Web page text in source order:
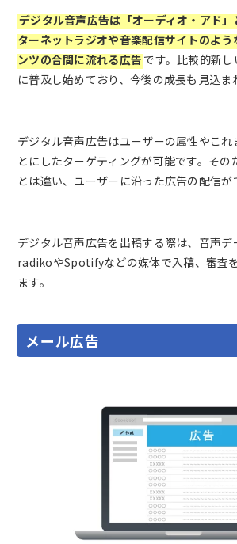
デジタル音声広告は「オーディオ・アド
ターネットラジオや音楽配信サイトのよ
ンツの合間に流れる広告 です。比較的新
に普及し始めており、今後の成長も見込ま
デジタル音声広告はユーザーの属性やこれ
とにしたターゲティングが可能です。その
とは違い、ユーザーに沿った広告の配信が
デジタル音声広告を出稿する際は、音声デ
radikoやSpotifyなどの媒体で入稿、審査
ます。
メール広告